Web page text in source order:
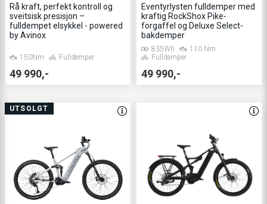
Rå kraft, perfekt kontroll og
sveitsisk presisjon –
fulldempet elsykkel - powered
by Avinox
150Nm Fulldemper
49 990,-
Eventyrlysten fulldemper med
kraftig RockShox Pike-
forgaffel og Deluxe Select-
bakdemper
835Wh
110 Nm
Fulldemper
49 990,-
UTSOLGT